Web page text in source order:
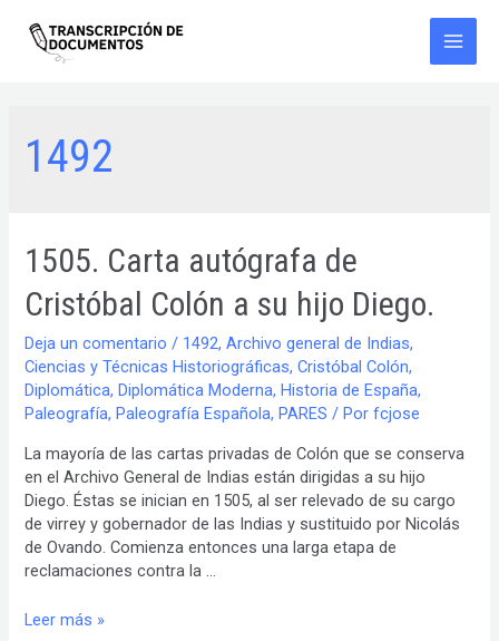
contenido
Main
1492
1505. Carta autógrafa de
Cristóbal Colón a su hijo Diego.
Deja un comentario / 1492,Archivo general de Indias,
Ciencias y Técnicas Historiográficas,Cristóbal Colón,
Diplomática,Diplomática Moderna,Historia de España,
Paleografía,Paleografía Española,PARES / Porfcjose
La mayoría de las cartas privadas de Colón que se conserva
en el Archivo General de Indias están dirigidas a su hijo
Diego. Éstas se inician en 1505, al ser relevado de su cargo
de virrey y gobernador de las Indias y sustituido por Nicolás
de Ovando. Comienza entonces una larga etapa de
reclamaciones contra la …
1505.
Leer más »